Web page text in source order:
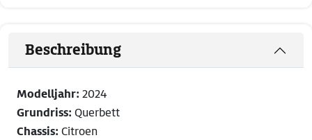
Beschreibung
Modelljahr: 2024
Grundriss: Querbett
Chassis: Citroen